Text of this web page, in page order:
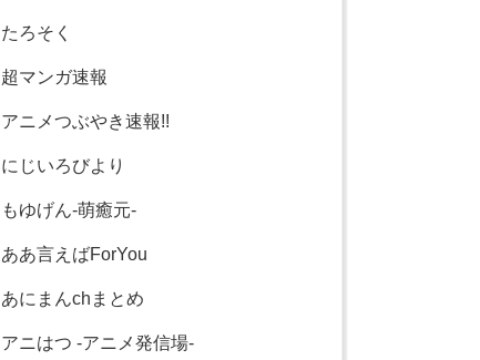
たろそく
超マンガ速報
アニメつぶやき速報!!
にじいろびより
もゆげん-萌癒元-
ああ言えばForYou
あにまんchまとめ
アニはつ -アニメ発信場-